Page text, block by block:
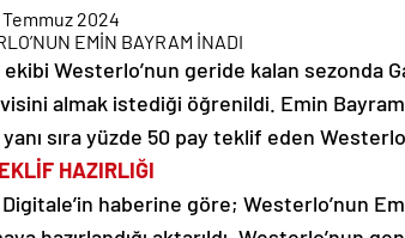
Temmuz 2024
EMİN BAYRAM İNADI
Westerlo’nun geride kalan sezonda
almak istediği öğrenildi. Emin
sıra yüzde 50 pay teklif eden
HAZIRLIĞI
haberine göre; Westerlo’nun